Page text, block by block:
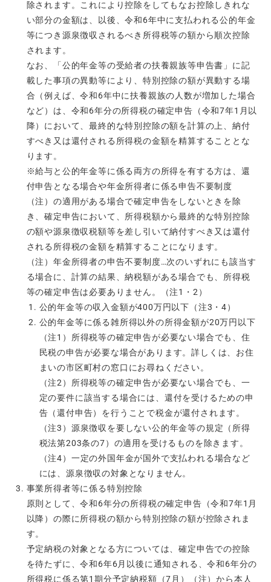
除されます。これにより控除をしてもなお控除しきれな
い部分の金額は、以後、令和6年中に支払われる公的年金
等につき源泉徴収されるべき所得税等の額から順次控除
されます。
なお、「公的年金等の受給者の扶養親族等申告書」に記
載した事項の異動等により、特別控除の額が異動する場
合（例えば、令和6年中に扶養親族の人数が増加した場合
など）は、令和6年分の所得税の確定申告（令和7年1月以
降）において、最終的な特別控除の額を計算の上、納付
すべき又は還付される所得税の金額を精算することとな
ります。
※給与と公的年金等に係る両方の所得を有する方は、還
付申告となる場合や年金所得者に係る申告不要制度
（注）の適用がある場合で確定申告をしないときを除
き、確定申告において、所得税額から最終的な特別控除
の額や源泉徴収税額等を差し引いて納付すべき又は還付
される所得税の金額を精算することになります。
（注）年金所得者の申告不要制度…次のいずれにも該当す
る場合に、計算の結果、納税額がある場合でも、所得税
等の確定申告は必要ありません。（注1・2）
公的年金等の収入金額が400万円以下（注3・4）
公的年金等に係る雑所得以外の所得金額が20万円以下
（注1）所得税等の確定申告が必要ない場合でも、住
民税の申告が必要な場合があります。詳しくは、お住
まいの市区町村の窓口にお尋ねください。
（注2）所得税等の確定申告が必要ない場合でも、一
定の要件に該当する場合には、還付を受けるための申
告（還付申告）を行うことで税金が還付されます。
（注3）源泉徴収を要しない公的年金等の規定（所得
税法第203条の7）の適用を受けるものを除きます。
（注4）一定の外国年金が国外で支払われる場合など
には、源泉徴収の対象となりません。
事業所得者等に係る特別控除
原則として、令和6年分の所得税の確定申告（令和7年1月
以降）の際に所得税の額から特別控除の額が控除されま
す。
予定納税の対象となる方については、確定申告での控除
を待たずに、令和6年6月以後に通知される、令和6年分の
所得税に係る第1期分予定納税額（7月）（注）から本人